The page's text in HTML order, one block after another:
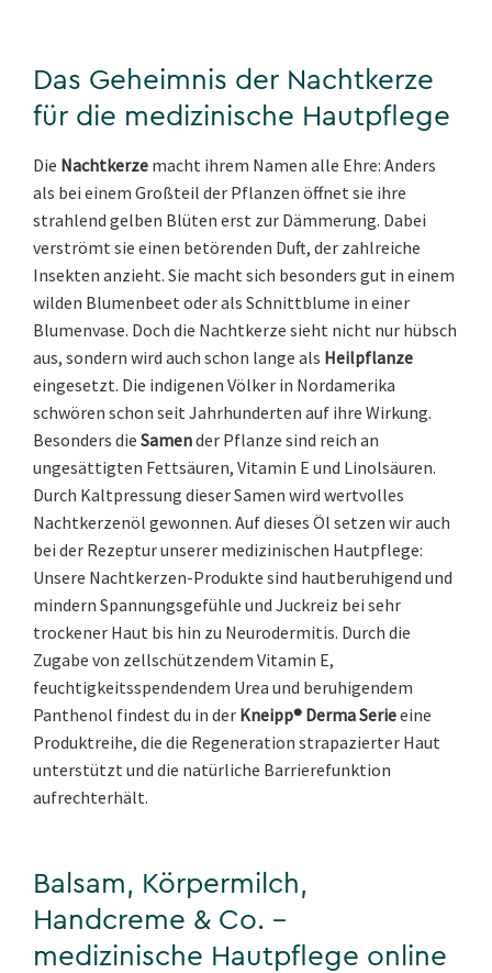
Das Geheimnis der Nachtkerze
für die medizinische Hautpflege
Die Nachtkerze macht ihrem Namen alle Ehre: Anders
als bei einem Großteil der Pflanzen öffnet sie ihre
strahlend gelben Blüten erst zur Dämmerung. Dabei
verströmt sie einen betörenden Duft, der zahlreiche
Insekten anzieht. Sie macht sich besonders gut in einem
wilden Blumenbeet oder als Schnittblume in einer
Blumenvase. Doch die Nachtkerze sieht nicht nur hübsch
aus, sondern wird auch schon lange als Heilpflanze
eingesetzt. Die indigenen Völker in Nordamerika
schwören schon seit Jahrhunderten auf ihre Wirkung.
Besonders die Samender Pflanze sind reich an
ungesättigten Fettsäuren, Vitamin E und Linolsäuren.
Durch Kaltpressung dieser Samen wird wertvolles
Nachtkerzenöl gewonnen. Auf dieses Öl setzen wir auch
bei der Rezeptur unserer medizinischen Hautpflege:
Unsere Nachtkerzen-Produkte sind hautberuhigend und
mindern Spannungsgefühle und Juckreiz bei sehr
trockener Haut bis hin zu Neurodermitis. Durch die
Zugabe von zellschützendem Vitamin E,
feuchtigkeitsspendendem Urea und beruhigendem
Panthenol findest du in der Kneipp® Derma Serieeine
Produktreihe, die die Regeneration strapazierter Haut
unterstützt und die natürliche Barrierefunktion
aufrechterhält.
Balsam, Körpermilch,
Handcreme & Co. –
medizinische Hautpflege online